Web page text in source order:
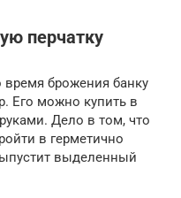
перчатку
брожения банку
Его можно купить в
Дело в том, что
в герметично
выделенный